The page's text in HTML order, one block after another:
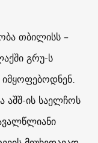
თბილისს –
გრუ-ს
იმყოფებოდნენ.
აშშ-ის საელჩოს